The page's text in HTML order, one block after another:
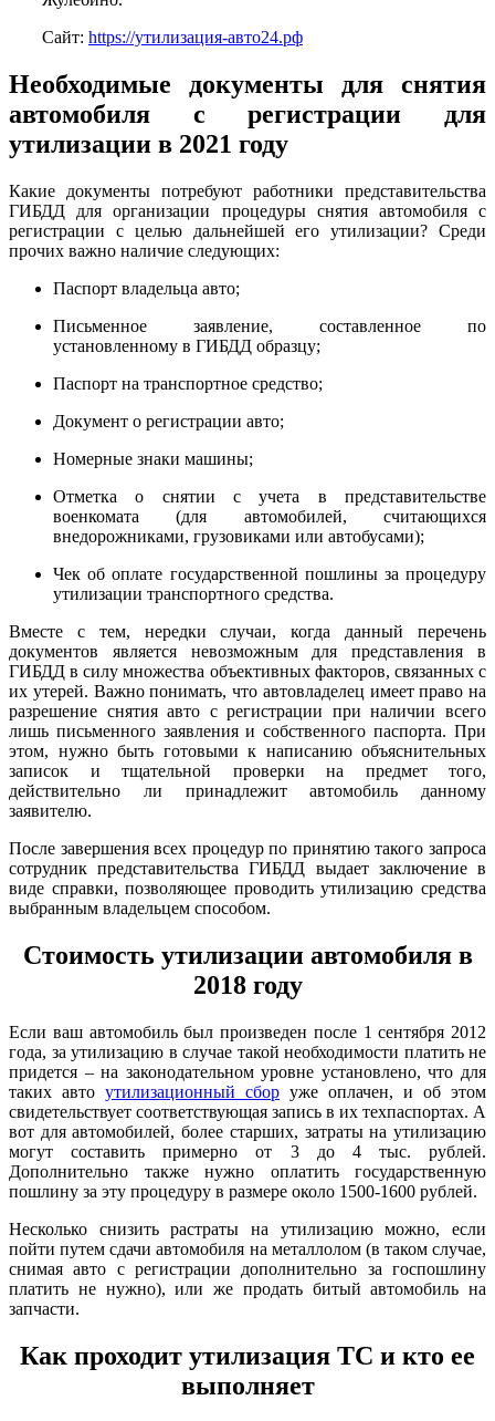
Сайт: https://утилизация-авто24.рф
Необходимые документы для снятия
автомобиля с регистрации для
утилизации в 2021 году
Какие документы потребуют работники представительства
ГИБДД для организации процедуры снятия автомобиля с
регистрации с целью дальнейшей его утилизации? Среди
прочих важно наличие следующих:
Паспорт владельца авто;
Письменное заявление, составленное по
установленному в ГИБДД образцу;
Паспорт на транспортное средство;
Документ о регистрации авто;
Номерные знаки машины;
Отметка о снятии с учета в представительстве
военкомата (для автомобилей, считающихся
внедорожниками, грузовиками или автобусами);
Чек об оплате государственной пошлины за процедуру
утилизации транспортного средства.
Вместе с тем, нередки случаи, когда данный перечень
документов является невозможным для представления в
ГИБДД в силу множества объективных факторов, связанных с
их утерей. Важно понимать, что автовладелец имеет право на
разрешение снятия авто с регистрации при наличии всего
лишь письменного заявления и собственного паспорта. При
этом, нужно быть готовыми к написанию объяснительных
записок и тщательной проверки на предмет того,
действительно ли принадлежит автомобиль данному
заявителю.
После завершения всех процедур по принятию такого запроса
сотрудник представительства ГИБДД выдает заключение в
виде справки, позволяющее проводить утилизацию средства
выбранным владельцем способом.
Стоимость утилизации автомобиля в
2018 году
Если ваш автомобиль был произведен после 1 сентября 2012
года, за утилизацию в случае такой необходимости платить не
придется – на законодательном уровне установлено, что для
таких авто утилизационный сбор уже оплачен, и об этом
свидетельствует соответствующая запись в их техпаспортах. А
вот для автомобилей, более старших, затраты на утилизацию
могут составить примерно от 3 до 4 тыс. рублей.
Дополнительно также нужно оплатить государственную
пошлину за эту процедуру в размере около 1500-1600 рублей.
Несколько снизить растраты на утилизацию можно, если
пойти путем сдачи автомобиля на металлолом (в таком случае,
снимая авто с регистрации дополнительно за госпошлину
платить не нужно), или же продать битый автомобиль на
запчасти.
Как проходит утилизация ТС и кто ее
выполняет